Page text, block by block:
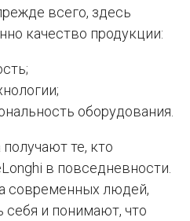
всего, здесь
качество продукции:
оборудования.
те, кто
в повседневности.
современных людей,
и понимают, что